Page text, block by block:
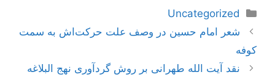
دسته‌ها
Uncategorized
ناوبری
نوشته‌ها
شعر امام حسین در وصف علت حرکت‌اش به سمت
کوفه
نقد آیت الله طهرانی بر روش گردآوری نهج البلاغه